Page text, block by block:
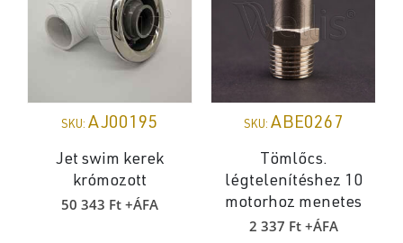
SKU: AJ00195
Jet swim kerek
krómozott
50 343 Ft +ÁFA
SKU: ABE0267
Tömlőcs.
légtelenítéshez 10
motorhoz menetes
2 337 Ft+ÁFA